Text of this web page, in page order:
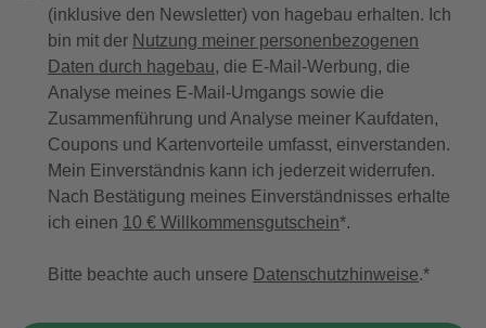
(inklusive den Newsletter) von hagebau erhalten. Ich
bin mit der Nutzung meiner personenbezogenen
Daten durch hagebau, die E-Mail-Werbung, die
Analyse meines E-Mail-Umgangs sowie die
Zusammenführung und Analyse meiner Kaufdaten,
Coupons und Kartenvorteile umfasst, einverstanden.
Mein Einverständnis kann ich jederzeit widerrufen.
Nach Bestätigung meines Einverständnisses erhalte
ich einen 10 € Willkommensgutschein*.
Bitte beachte auch unsere Datenschutzhinweise.